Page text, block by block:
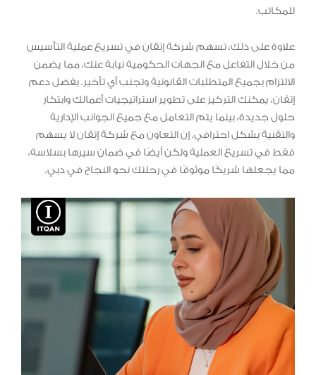
للمكاتب.
علاوة على ذلك، تسهم شركة إتقان في تسريع عملية التأسيس
من خلال التفاعل مع الجهات الحكومية نيابة عنك، مما يضمن
الالتزام بجميع المتطلبات القانونية وتجنب أي تأخير. بفضل دعم
إتقان، يمكنك التركيز على تطوير استراتيجيات أعمالك وابتكار
حلول جديدة، بينما يتم التعامل مع جميع الجوانب الإدارية
والتقنية بشكل احترافي. إن التعاون مع شركة إتقان لا يسهم
فقط في تسريع العملية ولكن أيضًا في ضمان سيرها بسلاسة،
مما يجعلها شريكًا موثوقًا في رحلتك نحو النجاح في دبي.